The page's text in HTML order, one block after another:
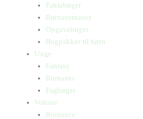
Faktabøger
Børneromaner
Opgavebøger
Bogpakker til børn
Unge
Fantasy
Romaner
Fagbøger
Voksne
Romance